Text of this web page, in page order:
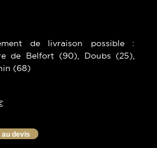
de livraison possible :
de Belfort (90), Doubs (25),
(68)
devis